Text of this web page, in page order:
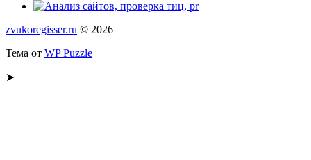
zvukoregisser.ru © 2026
Тема от WP Puzzle
➤